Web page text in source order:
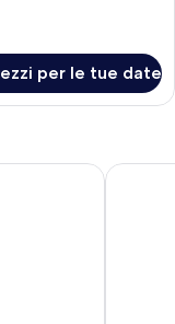
per le tue date
Only